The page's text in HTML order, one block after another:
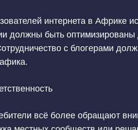
интернета в Африке
должны быть оптимизированы
с блогерами
всё более обращают